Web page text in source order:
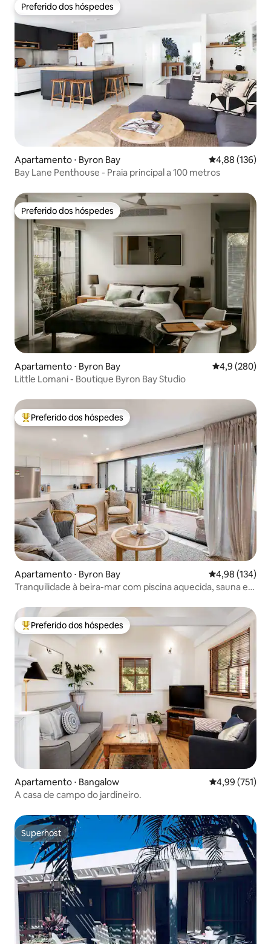
Preferido dos hóspedes
Preferido dos hóspedes
Apartamento ⋅ Byron Bay 4,88 de uma
4,88 (136)
Bay Lane Penthouse - Praia principal a 100 metros
Preferido dos hóspedes
Preferido dos hóspedes
Apartamento ⋅ Byron Bay 4,9 de uma
4,9 (280)
Little Lomani - Boutique Byron Bay Studio
Entre os melhores preferidos dos hóspedes
Preferido dos hóspedes
Apartamento ⋅ Byron Bay 4,98 de uma
4,98 (134)
Tranquilidade à beira-mar com piscina aquecida, sauna e
Entre os melhores preferidos dos hóspedes
Preferido dos hóspedes
Apartamento ⋅ Bangalow 4,99 de uma
4,99 (751)
A casa de campo do jardineiro.
Superhost
Superhost